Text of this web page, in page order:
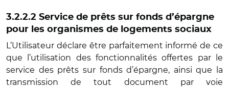
3.2.2.2 Service de prêts sur fonds d’épargne
pour les organismes de logements sociaux
L’Utilisateur déclare être parfaitement informé de ce
que l’utilisation des fonctionnalités offertes par le
service des prêts sur fonds d’épargne, ainsi que la
transmission de tout document par voie